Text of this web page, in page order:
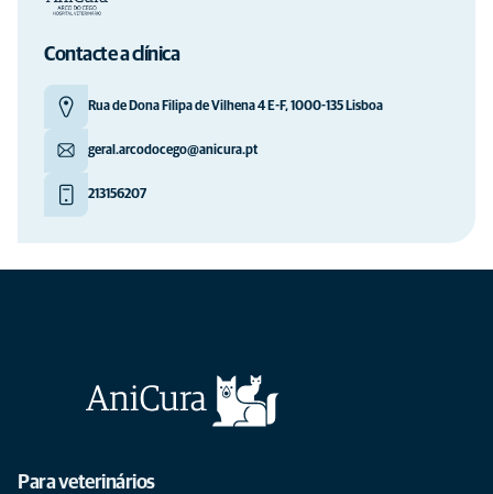
Contacte a clínica
Rua de Dona Filipa de Vilhena 4 E-F, 1000-135 Lisboa
geral.arcodocego@anicura.pt
213156207
Para veterinários